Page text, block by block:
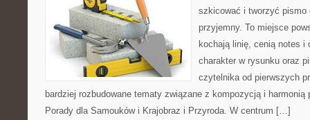
szkicować i tworzyć pismo
przyjemny. To miejsce
kochają linię, cenią notes i
charakter w rysunku oraz
czytelnika od pierwszych
bardziej rozbudowane tematy związane z kompozycją i
Porady dla Samouków i Krajobraz i Przyroda. W centrum […]